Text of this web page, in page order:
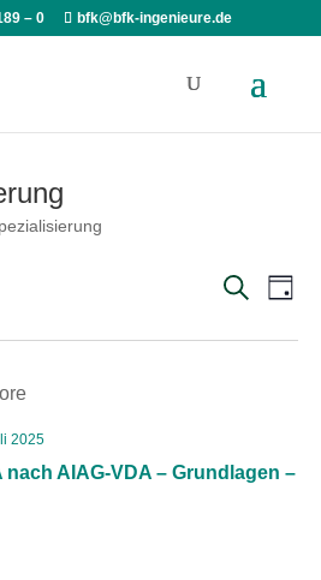
– 0 bfk@bfk-ingenieure.de
Suche
Tag
2025
nach AIAG-VDA – Grundlagen –